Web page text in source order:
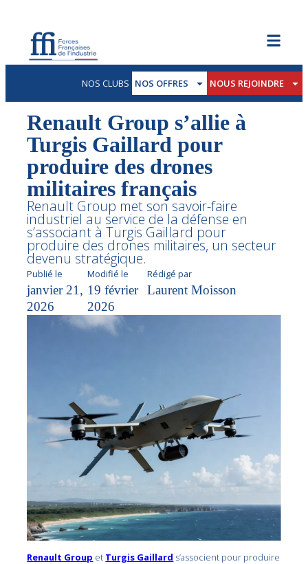
NOS CLUBS NOS OFFRES NOUS REJOINDRE
Renault Group s’allie à
Turgis Gaillard pour
produire des drones
militaires français
Renault Group met son savoir-faire
industriel au service de la défense en
s’associant à Turgis Gaillard pour
produire des drones militaires, un secteur
devenu stratégique.
Publié le
janvier 21,
2026
Modifié le
19 février
2026
Rédigé par
Laurent Moisson
Renault Group et Turgis Gaillard s’associent pour produire